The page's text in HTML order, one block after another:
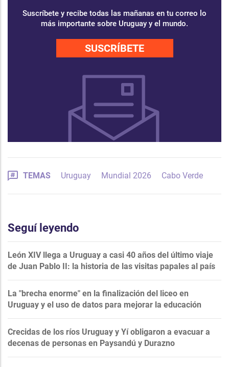
Suscríbete y recibe todas las mañanas en tu correo lo
más importante sobre Uruguay y el mundo.
SUSCRÍBETE
TEMAS Uruguay Mundial 2026 Cabo Verde
Seguí leyendo
León XIV llega a Uruguay a casi 40 años del último viaje
de Juan Pablo II: la historia de las visitas papales al país
La "brecha enorme" en la finalización del liceo en
Uruguay y el uso de datos para mejorar la educación
Crecidas de los ríos Uruguay y Yí obligaron a evacuar a
decenas de personas en Paysandú y Durazno